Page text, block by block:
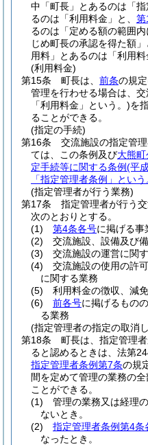
中「町長」とあるのは「
るのは「利用料金」と、 第
るのは「定める額の範囲
じめ町長の承認を得た額」
用料」とあるのは「利用料
(利用料金)
第15条
町長は、 前条の規
管理を行わせる場合は、
「利用料金」という。)を
ることができる。
(指定の手続)
第16条
交流施設の指定管
ては、この条例及び大熊
定手続等に関する条例(平
「指定管理者条例」という
(指定管理者が行う業務)
第17条
指定管理者が行う
次のとおりとする。
(1)
第4条各号に掲げる事
(2)
交流施設、設備及び
(3)
交流施設の運営に関
(4)
交流施設の使用の許
に関する業務
(5)
利用料金の徴収、減
(6)
前各号に掲げるもの
る業務
(指定管理者の指定の取消
第18条
町長は、指定管理
ると認めるときは、法第
指定管理者条例第7条の規
間を定めて管理の業務の
ことができる。
(1)
管理の業務又は経理
ないとき。
(2)
指定管理者条例第4条
なったとき。